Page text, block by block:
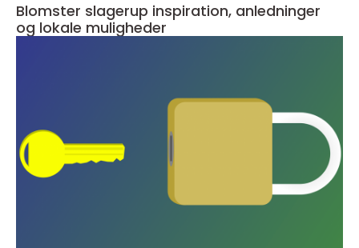
Blomster slagerup inspiration, anledninger
og lokale muligheder